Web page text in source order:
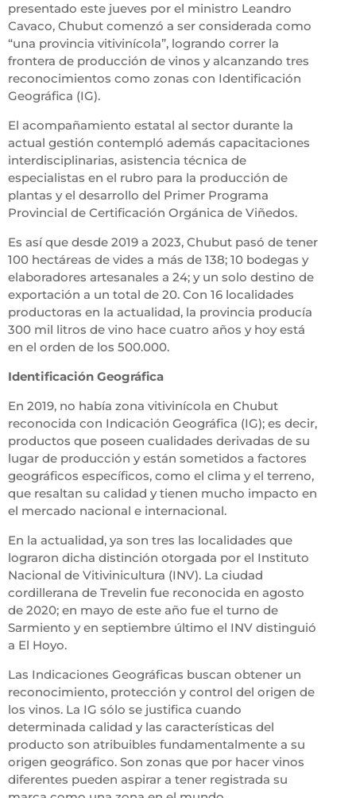
presentado este jueves por el ministro Leandro
Cavaco, Chubut comenzó a ser considerada como
“una provincia vitivinícola”, logrando correr la
frontera de producción de vinos y alcanzando tres
reconocimientos como zonas con Identificación
Geográfica (IG).
El acompañamiento estatal al sector durante la
actual gestión contempló además capacitaciones
interdisciplinarias, asistencia técnica de
especialistas en el rubro para la producción de
plantas y el desarrollo del Primer Programa
Provincial de Certificación Orgánica de Viñedos.
Es así que desde 2019 a 2023, Chubut pasó de tener
100 hectáreas de vides a más de 138; 10 bodegas y
elaboradores artesanales a 24; y un solo destino de
exportación a un total de 20. Con 16 localidades
productoras en la actualidad, la provincia producía
300 mil litros de vino hace cuatro años y hoy está
en el orden de los 500.000.
Identificación Geográfica
En 2019, no había zona vitivinícola en Chubut
reconocida con Indicación Geográfica (IG); es decir,
productos que poseen cualidades derivadas de su
lugar de producción y están sometidos a factores
geográficos específicos, como el clima y el terreno,
que resaltan su calidad y tienen mucho impacto en
el mercado nacional e internacional.
En la actualidad, ya son tres las localidades que
lograron dicha distinción otorgada por el Instituto
Nacional de Vitivinicultura (INV). La ciudad
cordillerana de Trevelin fue reconocida en agosto
de 2020; en mayo de este año fue el turno de
Sarmiento y en septiembre último el INV distinguió
a El Hoyo.
Las Indicaciones Geográficas buscan obtener un
reconocimiento, protección y control del origen de
los vinos. La IG sólo se justifica cuando
determinada calidad y las características del
producto son atribuibles fundamentalmente a su
origen geográfico. Son zonas que por hacer vinos
diferentes pueden aspirar a tener registrada su